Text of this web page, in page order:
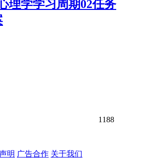
理学学习周期02任务
1188
明 广告合作 关于我们